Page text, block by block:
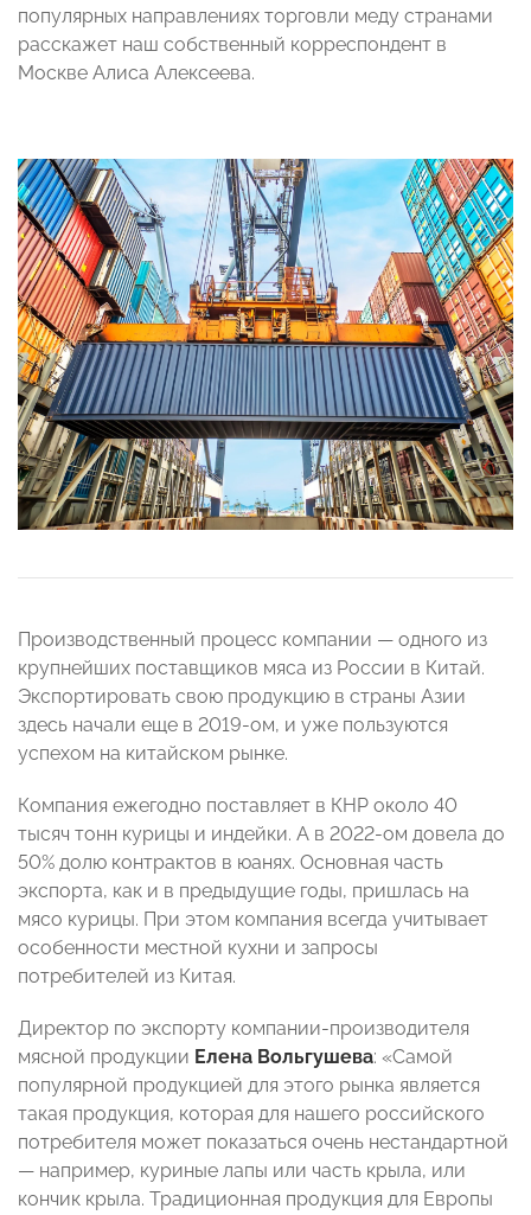
популярных направлениях торговли меду странами
расскажет наш собственный корреспондент в
Москве Алиса Алексеева.
Производственный процесс компании — одного из
крупнейших поставщиков мяса из России в Китай.
Экспортировать свою продукцию в страны Азии
здесь начали еще в 2019-ом, и уже пользуются
успехом на китайском рынке.
Компания ежегодно поставляет в КНР около 40
тысяч тонн курицы и индейки. А в 2022-ом довела до
50% долю контрактов в юанях. Основная часть
экспорта, как и в предыдущие годы, пришлась на
мясо курицы. При этом компания всегда учитывает
особенности местной кухни и запросы
потребителей из Китая.
Директор по экспорту компании-производителя
мясной продукции Елена Вольгушева: «Самой
популярной продукцией для этого рынка является
такая продукция, которая для нашего российского
потребителя может показаться очень нестандартной
— например, куриные лапы или часть крыла, или
кончик крыла. Традиционная продукция для Европы